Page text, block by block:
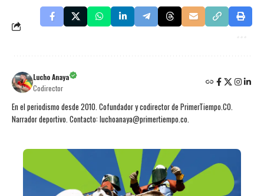
Lucho Anaya
Codirector
En el periodismo desde 2010. Cofundador y codirector de PrimerTiempo.CO.
Narrador deportivo. Contacto: luchoanaya@primertiempo.co.